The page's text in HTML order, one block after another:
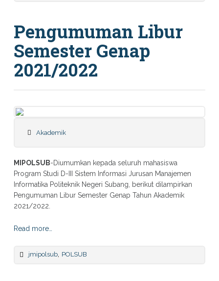
Pengumuman Libur
Semester Genap
2021/2022
Akademik
MIPOLSUB-Diumumkan kepada seluruh mahasiswa
Program Studi D-III Sistem Informasi Jurusan Manajemen
Informatika Politeknik Negeri Subang, berikut dilampirkan
Pengumuman Libur Semester Genap Tahun Akademik
2021/2022.
Read more…
jmipolsub, POLSUB